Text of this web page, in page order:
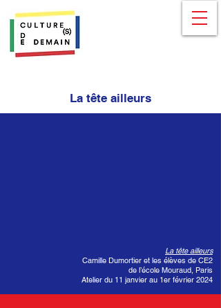
La tête ailleurs
La tête ailleurs
Camille Dumortier et les élèves de CE2
de l’école Mouraud, Paris
Atelier du 11 janvier au 1er février 2024